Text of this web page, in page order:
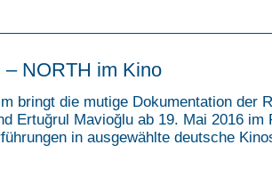
– NORTH im Kino
bringt die mutige Dokumentation der
Ertuğrul Mavioğlu ab 19. Mai 2016 im
in ausgewählte deutsche